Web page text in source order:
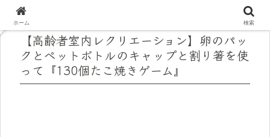
【高齢者室内レクリエーション】卵のパッ
クとペットボトルのキャップと割り箸を使
って『130個たこ焼きゲーム』
ホーム 検索